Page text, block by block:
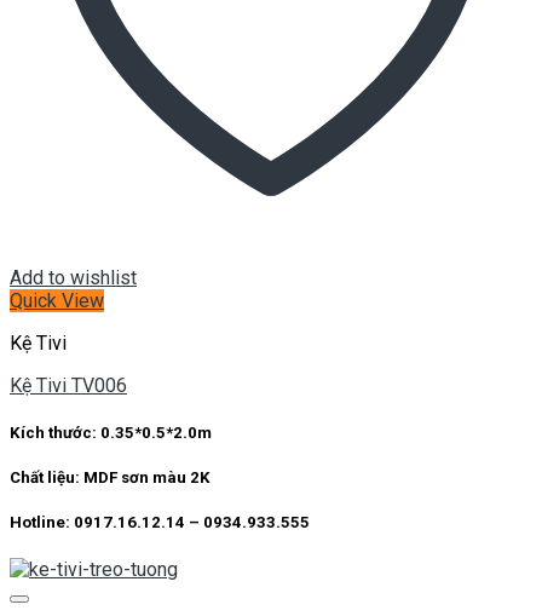
Add to wishlist
Quick View
Kệ Tivi
Kệ Tivi TV006
Kích thước: 0.35*0.5*2.0m
Chất liệu: MDF sơn màu 2K
Hotline: 0917.16.12.14 – 0934.933.555